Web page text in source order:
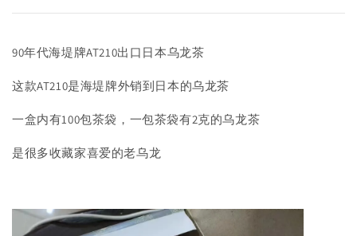
90年代海堤牌AT210出口日本乌龙茶
这款AT210是海堤牌外销到日本的乌龙茶
一盒内有100包茶袋，一包茶袋有2克的乌龙茶
是很多收藏家喜爱的老乌龙